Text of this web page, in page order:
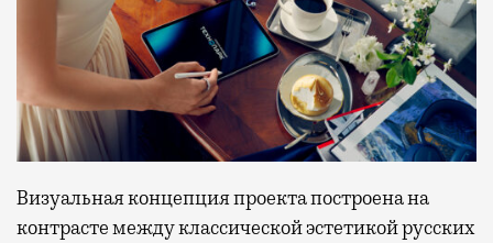
Визуальная концепция проекта построена на
контрасте между классической эстетикой русских